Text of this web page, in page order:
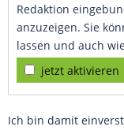
Redaktion
anzuzeigen. Sie
lassen und auch
jetzt aktivieren
Ich bin damit